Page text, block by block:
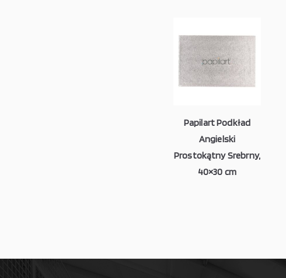
Papilart Podkład
Angielski
Prostokątny Srebrny,
40×30 cm